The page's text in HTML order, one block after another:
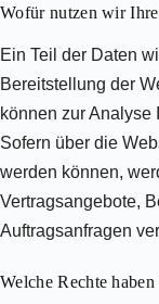
Wofür nutzen wir
Ein Teil der Daten
Bereitstellung der
können zur Analyse
Sofern über die
werden können,
Vertragsangebote,
Auftragsanfragen
Welche Rechte